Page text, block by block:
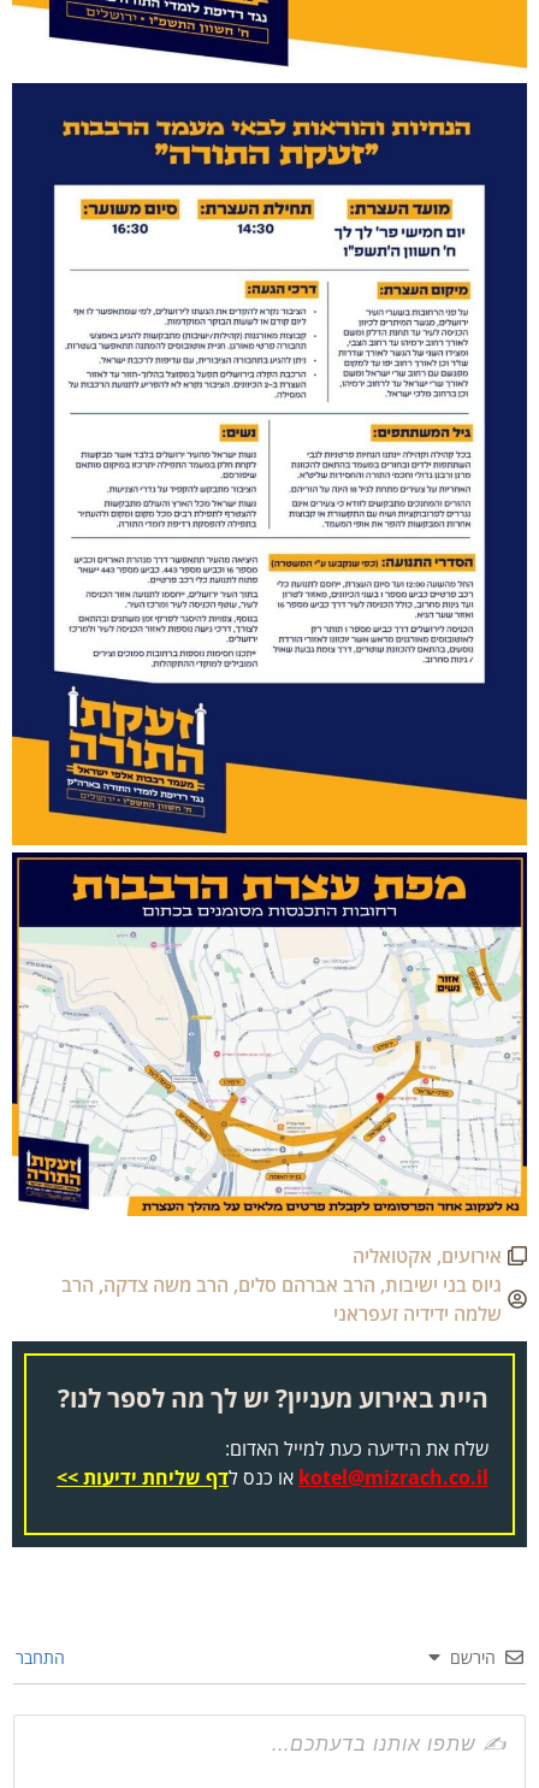
אירועים,אקטואליה
גיוס בני ישיבות,הרב אברהם סלים,הרב משה צדקה,הרב
שלמה ידידיה זעפראני
היית באירוע מעניין? יש לך מה לספר לנו?
שלח את הידיעה כעת למייל האדום:
kotel@mizrach.co.ilאו כנס לדף שליחת ידיעות >>
הירשם התחבר